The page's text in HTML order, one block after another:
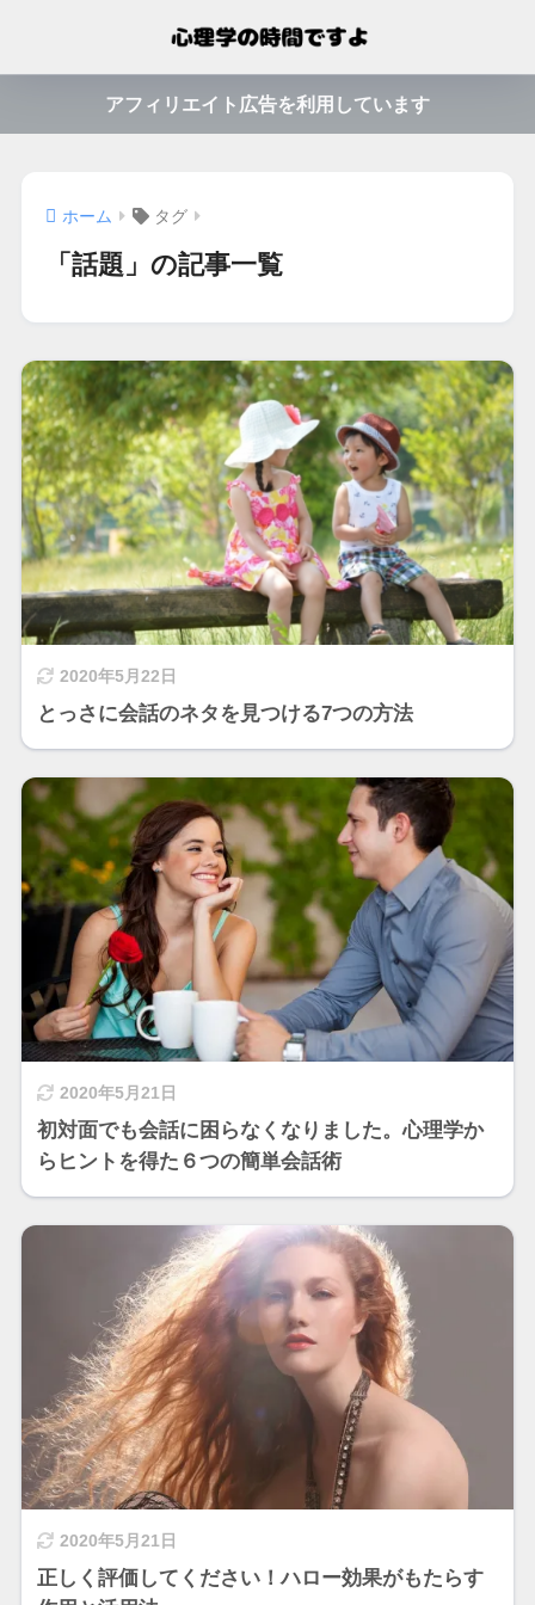
アフィリエイト広告を利用しています
ホーム タグ
「話題」の記事一覧
2020年5月22日
とっさに会話のネタを見つける7つの方法
2020年5月21日
初対面でも会話に困らなくなりました。心理学か
らヒントを得た６つの簡単会話術
2020年5月21日
正しく評価してください！ハロー効果がもたらす